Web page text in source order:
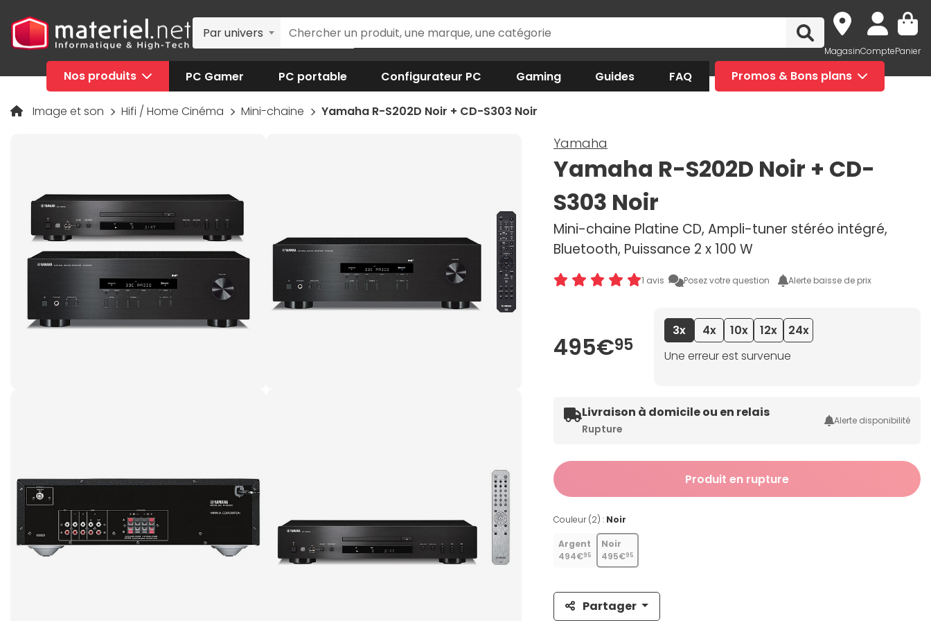
Par univers
MagasinComptePanier
Nos produits PC Gamer PC portable Configurateur PC Gaming Guides FAQ Promos & Bons plans
Image et son Hifi / Home Cinéma Mini-chaine Yamaha R-S202D Noir + CD-S303 Noir
Yamaha
Yamaha R-S202D Noir + CD-
S303 Noir
Mini-chaine Platine CD, Ampli-tuner stéréo intégré,
Bluetooth, Puissance 2 x 100 W
1 avis Posez votre question Alerte baisse de prix
495€95
3x 4x 10x 12x
24x
Une erreur est survenue
Livraison à domicile ou en relais
Rupture
Alerte disponibilité
Produit en rupture
Couleur (2) : Noir
Argent
494€95
Noir
495€95
Partager